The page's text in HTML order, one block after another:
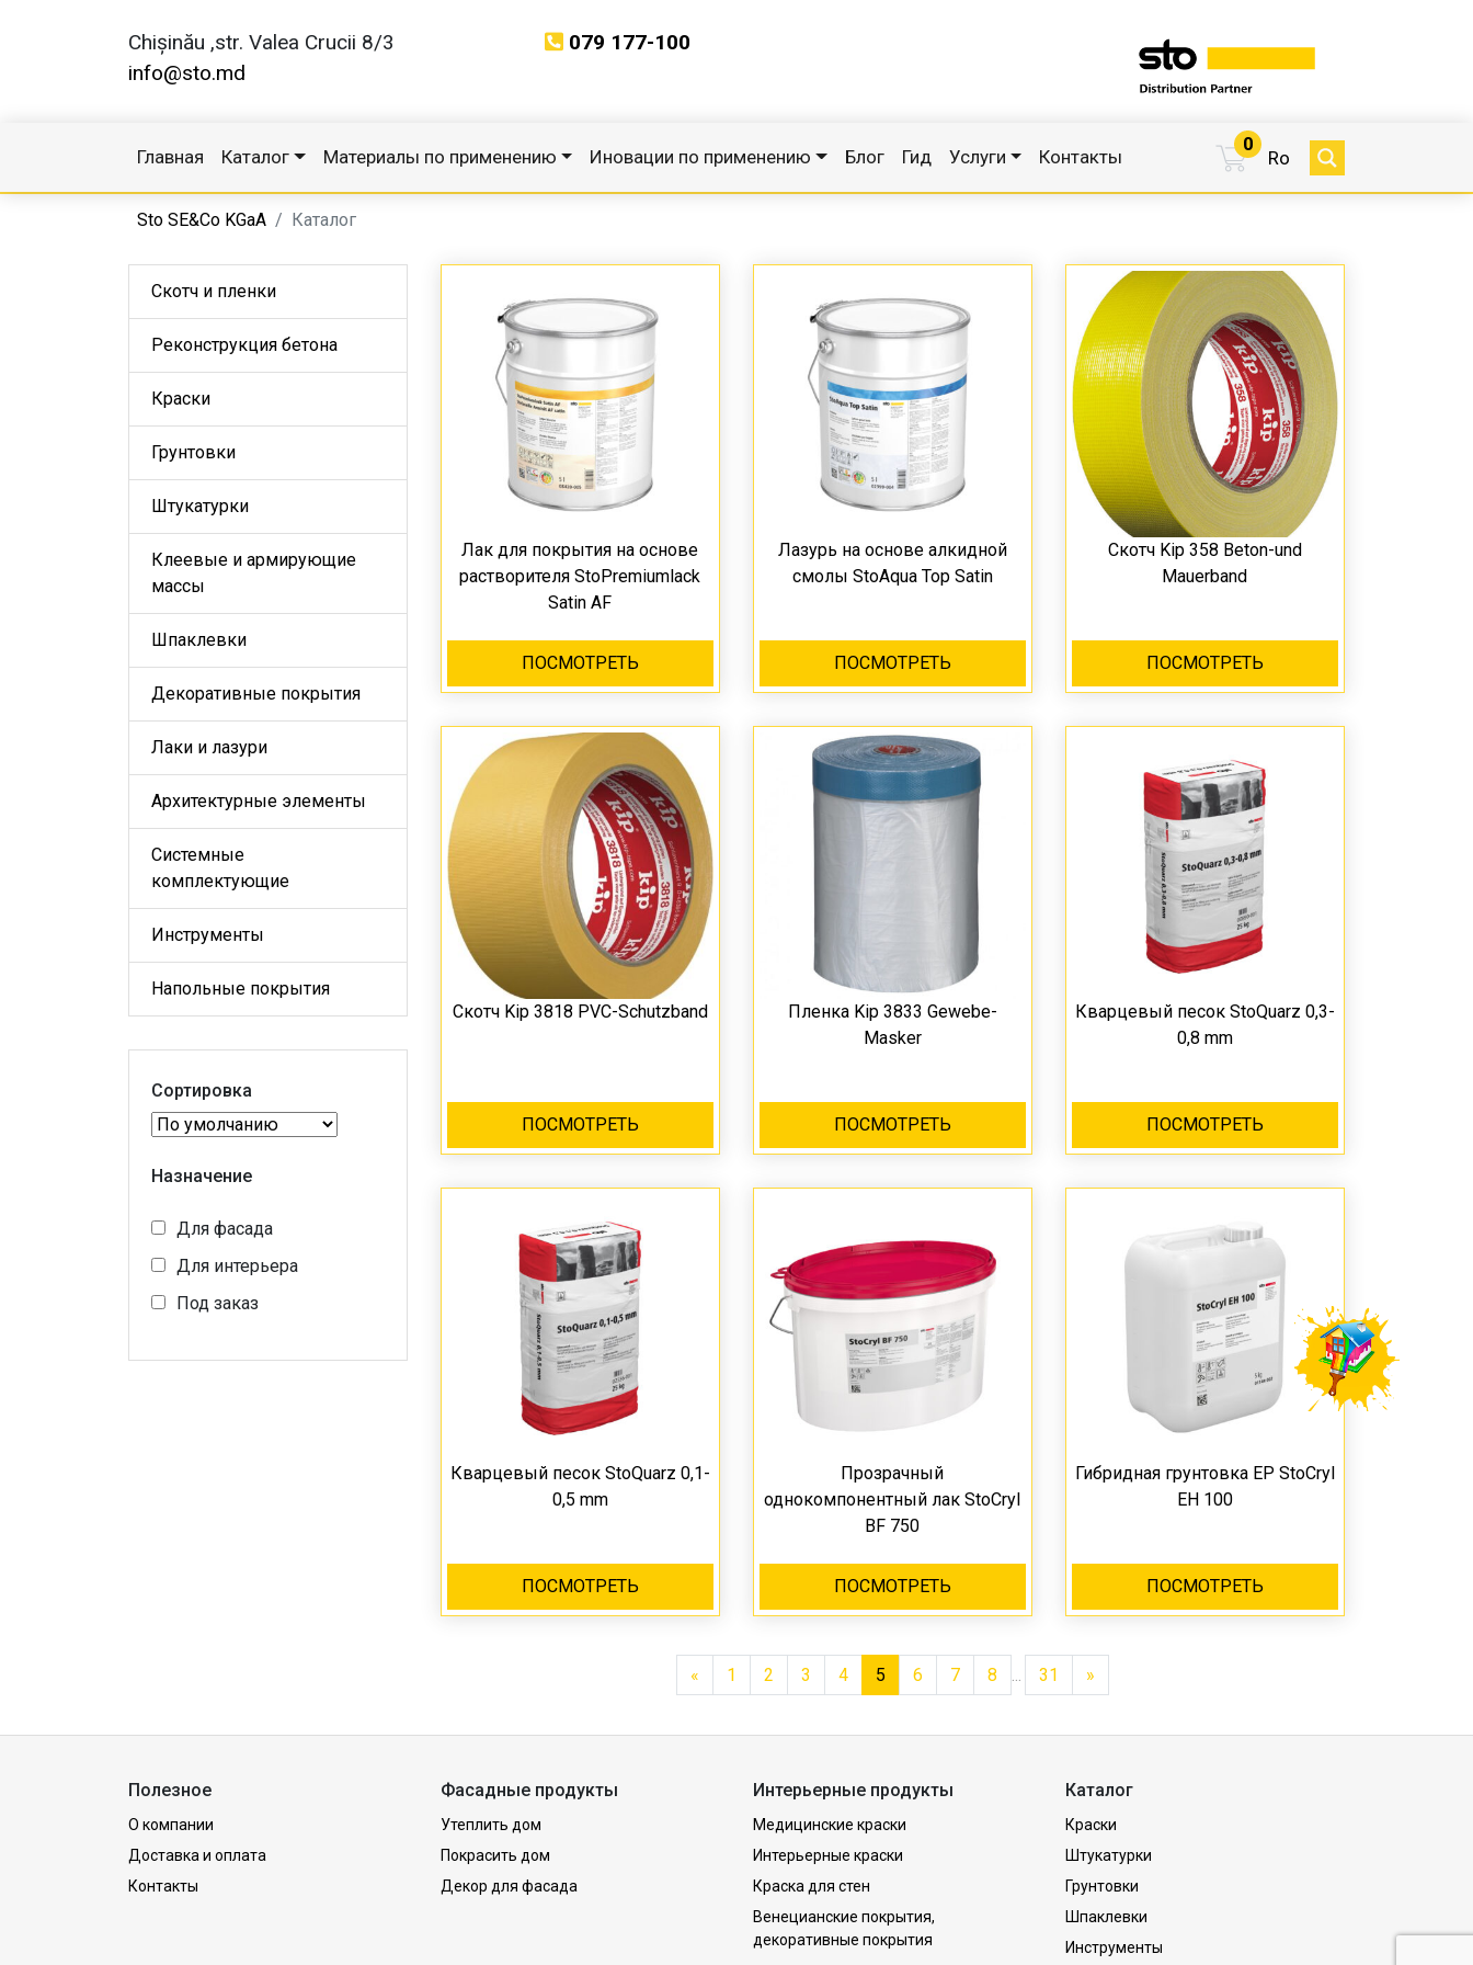
Chișinău ,str. Valea Crucii 8/3
info@sto.md
079 177-100
Главная Каталог Материалы по применению Иновации по применению Блог Гид Услуги Контакты
0
Ro
Sto SE&Co KGaA Каталог
Скотч и пленки
Реконструкция бетона
Краски
Грунтовки
Штукатурки
Клеевые и армирующие
массы
Шпаклевки
Декоративные покрытия
Лаки и лазури
Архитектурные элементы
Системные
комплектующие
Инструменты
Напольные покрытия
Сортировка
Назначение
Для фасада
Для интерьера
Под заказ
Лак для покрытия на основе
растворителя StoPremiumlack
Satin AF
ПОСМОТРЕТЬ
Лазурь на основе алкидной
смолы StoAqua Top Satin
ПОСМОТРЕТЬ
Скотч Kip 358 Beton-und
Mauerband
ПОСМОТРЕТЬ
Скотч Kip 3818 PVC-Schutzband
ПОСМОТРЕТЬ
Пленка Kip 3833 Gewebe-
Masker
ПОСМОТРЕТЬ
Кварцевый песок StoQuarz 0,3-
0,8 mm
ПОСМОТРЕТЬ
Кварцевый песок StoQuarz 0,1-
0,5 mm
ПОСМОТРЕТЬ
Прозрачный
однокомпонентный лак StoCryl
BF 750
ПОСМОТРЕТЬ
Гибридная грунтовка EP StoCryl
EH 100
ПОСМОТРЕТЬ
« 1 2 3 4 5 6 7 8 ... 31 »
Полезное
О компании
Доставка и оплата
Контакты
Фасадные продукты
Утеплить дом
Покрасить дом
Декор для фасада
Интерьерные продукты
Медицинские краски
Интерьерные краски
Краска для стен
Венецианские покрытия,
декоративные покрытия
Каталог
Краски
Штукатурки
Грунтовки
Шпаклевки
Инструменты